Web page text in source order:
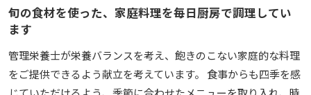
旬の食材を使った、家庭料理を毎日厨房で調理してい
ます
管理栄養士が栄養バランスを考え、飽きのこない家庭的な料理
をご提供できるよう献立を考えています。 食事からも四季を感